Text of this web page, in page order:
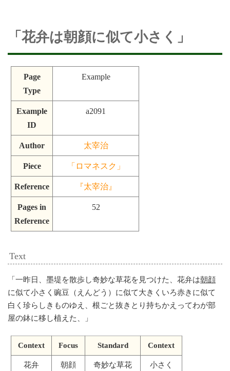
「花弁は朝顔に似て小さく」
Page
Type
Example
Example
ID
a2091
Author 太宰治
Piece 「ロマネスク」
Reference 『太宰治』
Pages in
Reference
52
Text
「 一昨日、墨堤を散歩し奇妙な草花を見つけた、花弁は朝顔
に似て小さく豌豆（えんどう）に似て大きくいろ赤きに似て
白く珍らしきものゆえ、根ごと抜きとり持ちかえってわが部
屋の鉢に移し植えた、
」
Context Focus Standard Context
花弁 朝顔 奇妙な草花 小さく